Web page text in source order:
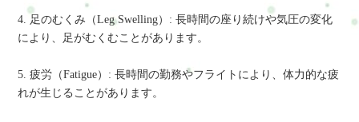
4. 足のむくみ（Leg Swelling）: 長時間の座り続けや気圧の変化
により、足がむくむことがあります。
5. 疲労（Fatigue）: 長時間の勤務やフライトにより、体力的な疲
れが生じることがあります。